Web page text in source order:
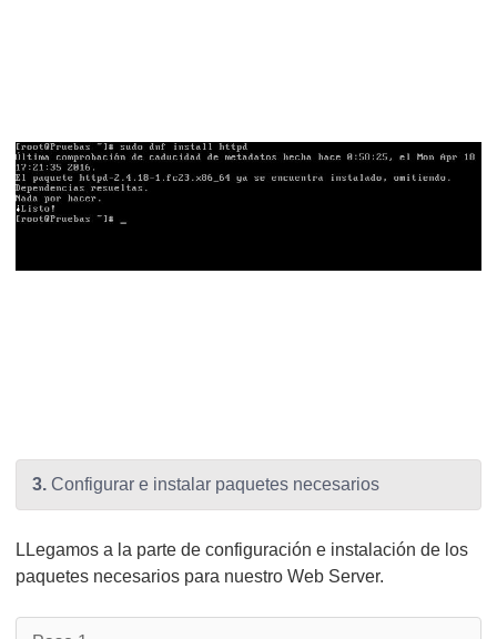
3. Configurar e instalar paquetes necesarios
LLegamos a la parte de configuración e instalación de los
paquetes necesarios para nuestro Web Server.